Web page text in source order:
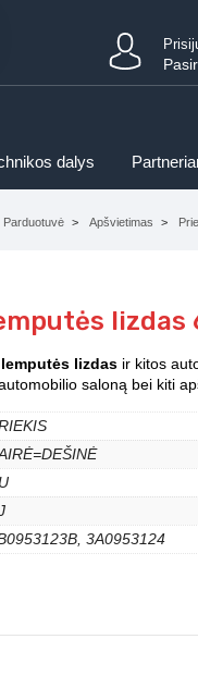
dalys
Parduotuvė Apšvietimas
lizdas
lizdas ir kitos
saloną bei kiti
3A0953124